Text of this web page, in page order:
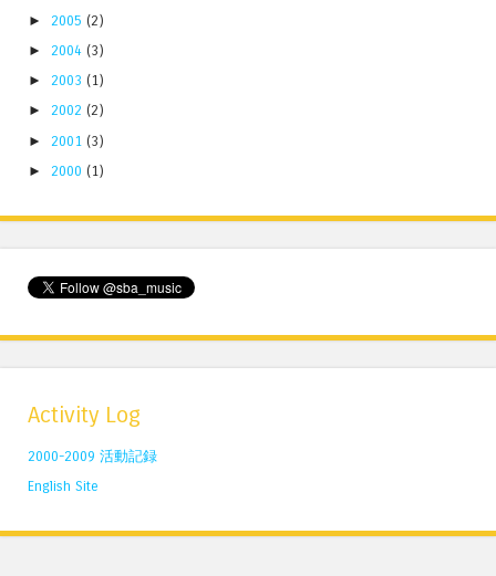
► 2005 (2)
► 2004 (3)
► 2003 (1)
► 2002 (2)
► 2001 (3)
► 2000 (1)
Activity Log
2000-2009 活動記録
English Site